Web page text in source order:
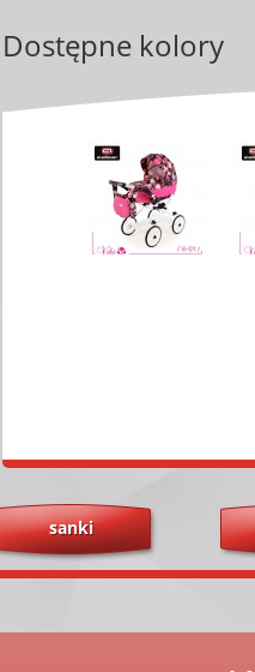
Dostępne kolory
sanki